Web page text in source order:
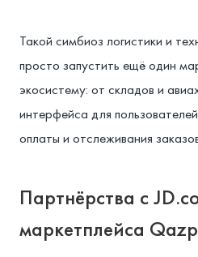
Такой симбиоз логистики и
просто запустить ещё один
экосистему: от складов и
интерфейса для
оплаты и отслеживания
Партнёрства с
маркетплейса